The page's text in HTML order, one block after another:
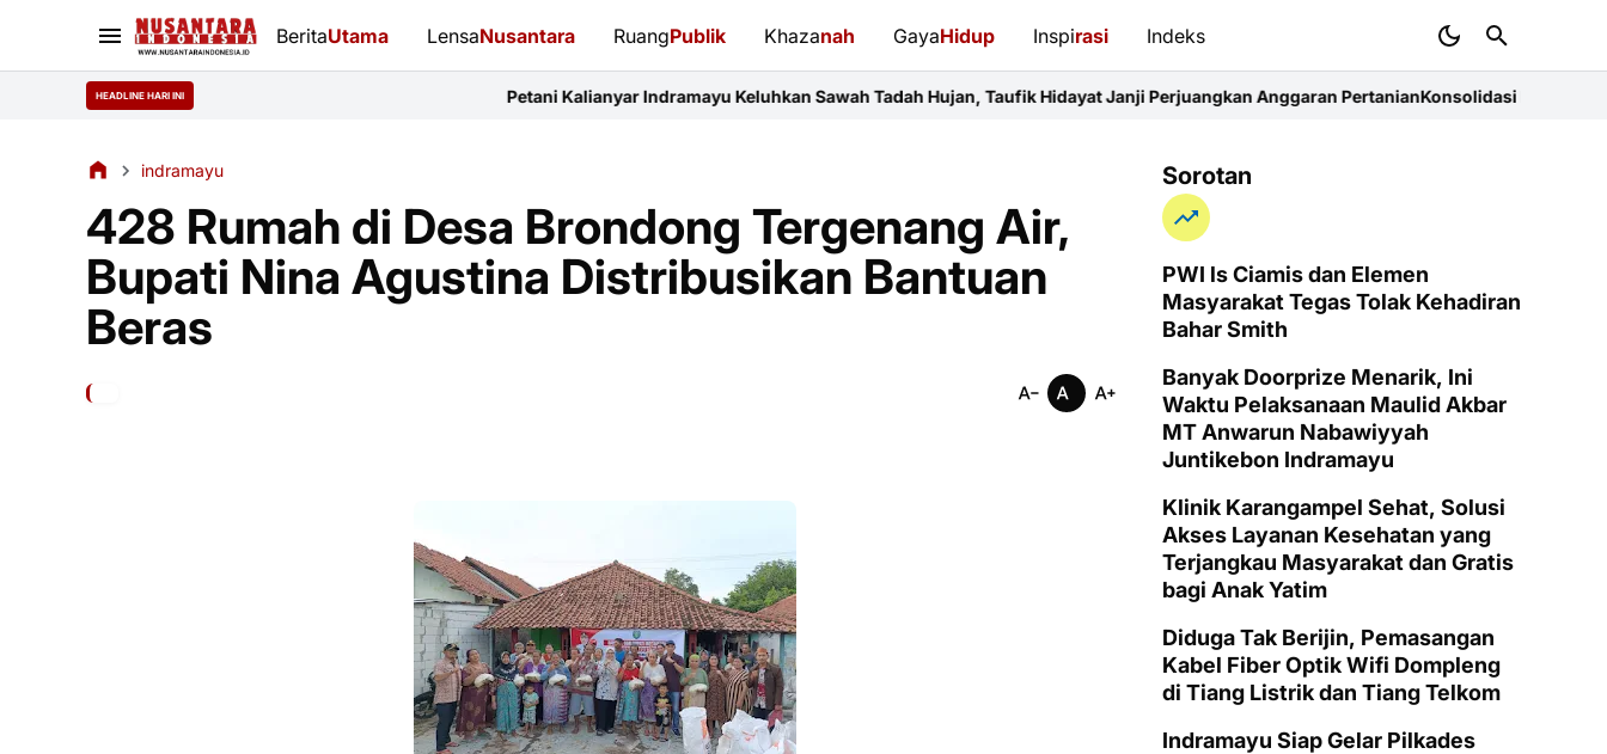
BeritaUtama LensaNusantara RuangPublik Khazanah GayaHidup Inspirasi Indeks
HEADLINE HARI INI Petani Kalianyar Indramayu Keluhkan Sawah Tadah Hujan, Taufik Hidayat Janji Perjuangkan Anggaran PertanianKonsolidasi FKJI Indramayu: 14
indramayu
428 Rumah di Desa Brondong Tergenang Air,
Bupati Nina Agustina Distribusikan Bantuan
Beras
Sorotan
PWI ls Ciamis dan Elemen
Masyarakat Tegas Tolak Kehadiran
Bahar Smith
Banyak Doorprize Menarik, Ini
Waktu Pelaksanaan Maulid Akbar
MT Anwarun Nabawiyyah
Juntikebon Indramayu
Klinik Karangampel Sehat, Solusi
Akses Layanan Kesehatan yang
Terjangkau Masyarakat dan Gratis
bagi Anak Yatim
Diduga Tak Berijin, Pemasangan
Kabel Fiber Optik Wifi Dompleng
di Tiang Listrik dan Tiang Telkom
Indramayu Siap Gelar Pilkades